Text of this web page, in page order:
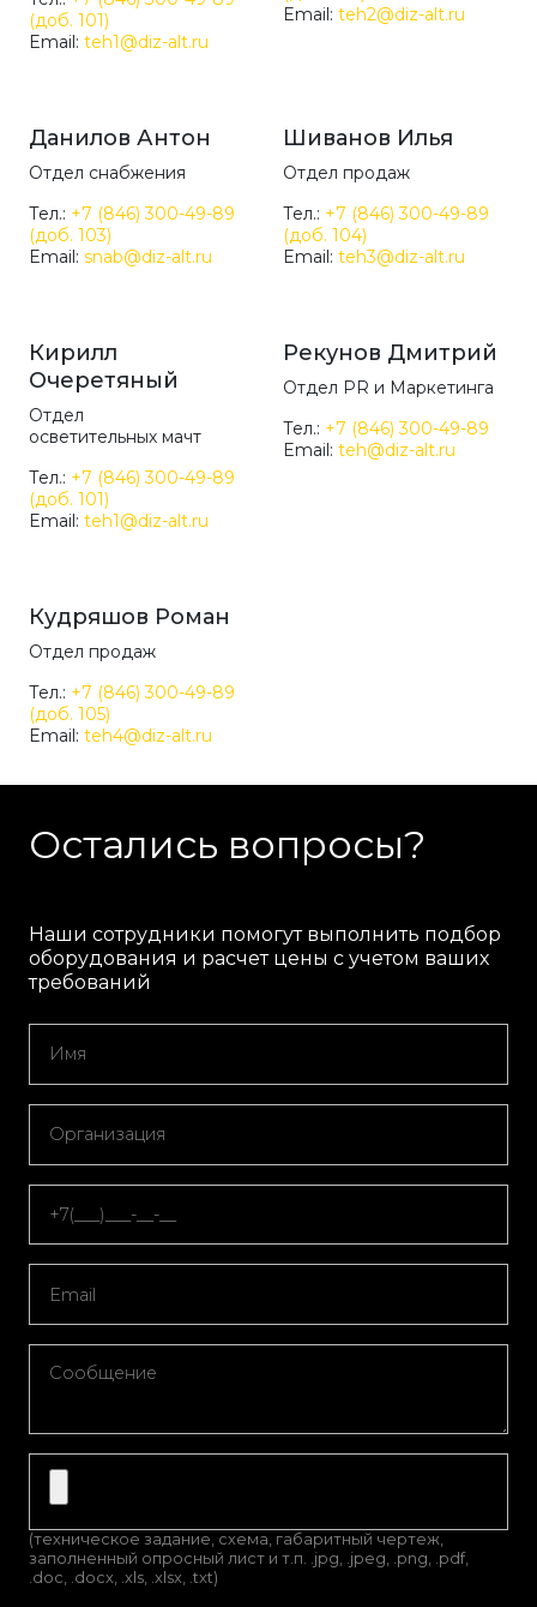
(доб. 101)
Email: teh1@diz-alt.ru
Email: teh2@diz-alt.ru
Данилов Антон
Отдел снабжения
Тел.: +7 (846) 300-49-89
(доб. 103)
Email: snab@diz-alt.ru
Шиванов Илья
Отдел продаж
Тел.: +7 (846) 300-49-89
(доб. 104)
Email: teh3@diz-alt.ru
Кирилл
Очеретяный
Отдел
осветительных мачт
Тел.: +7 (846) 300-49-89
(доб. 101)
Email: teh1@diz-alt.ru
Рекунов Дмитрий
Отдел PR и Маркетинга
Тел.: +7 (846) 300-49-89
Email: teh@diz-alt.ru
Кудряшов Роман
Отдел продаж
Тел.: +7 (846) 300-49-89
(доб. 105)
Email: teh4@diz-alt.ru
Остались вопросы?
Наши сотрудники помогут выполнить подбор
оборудования и расчет цены с учетом ваших
требований
(техническое задание, схема, габаритный чертеж,
заполненный опросный лист и т.п. .jpg, .jpeg, .png, .pdf,
.doc, .docx, .xls, .xlsx, .txt)